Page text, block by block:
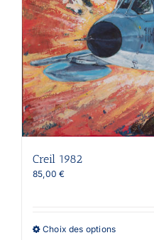
produit
Creil 1982
85,00€
Choix des optionsCe